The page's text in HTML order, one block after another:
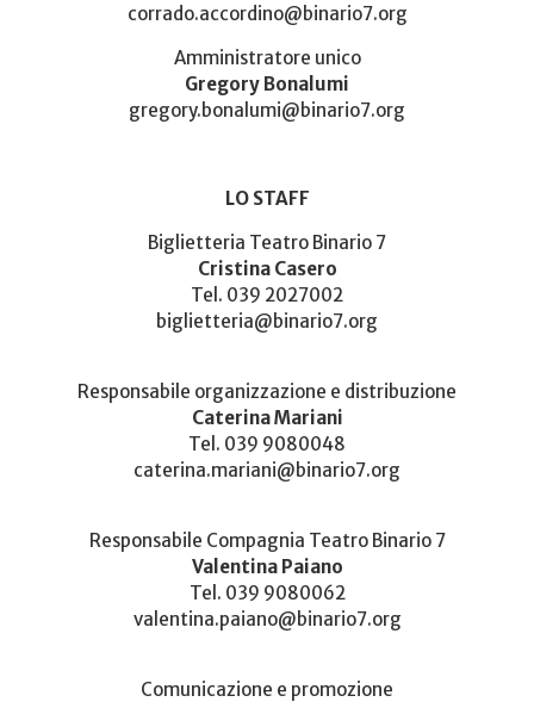
corrado.accordino@binario7.org
Amministratore unico
Gregory Bonalumi
gregory.bonalumi@binario7.org
LO STAFF
Biglietteria Teatro Binario 7
Cristina Casero
Tel. 039 2027002
biglietteria@binario7.org
Responsabile organizzazione e distribuzione
Caterina Mariani
Tel. 039 9080048
caterina.mariani@binario7.org
Responsabile Compagnia Teatro Binario 7
Valentina Paiano
Tel. 039 9080062
valentina.paiano@binario7.org
Comunicazione e promozione